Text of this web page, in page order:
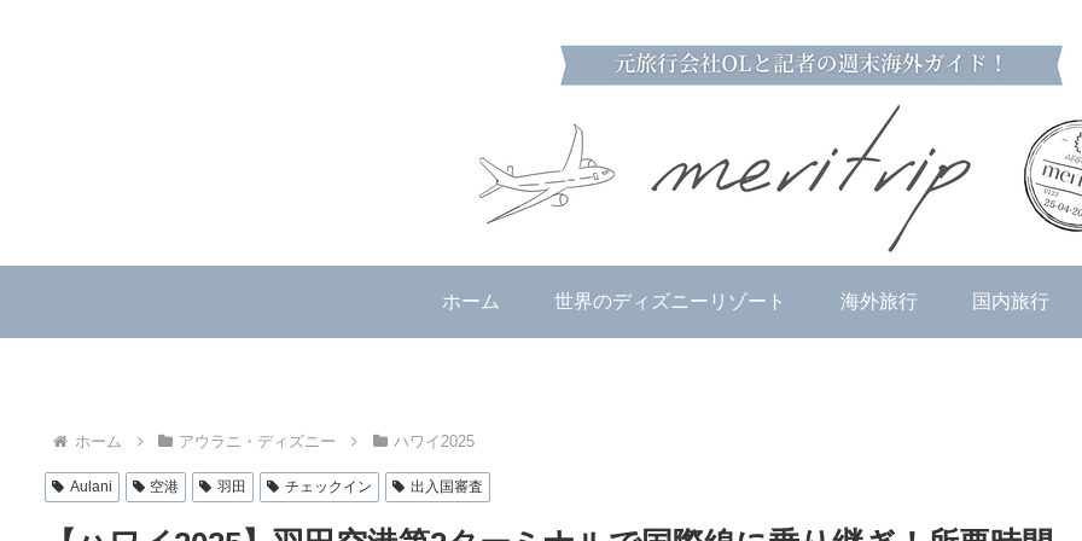
ホーム 世界のディズニーリゾート 海外旅行 国内旅行
ホーム アウラニ・ディズニー ハワイ2025
Aulani 空港 羽田 チェックイン 出入国審査